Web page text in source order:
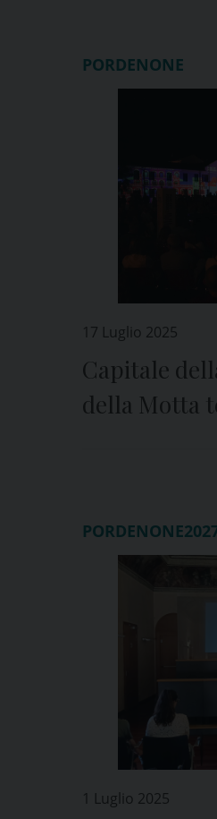
PORDENONE
17 Luglio 2025
Capitale
della Motta
1 Luglio 2025